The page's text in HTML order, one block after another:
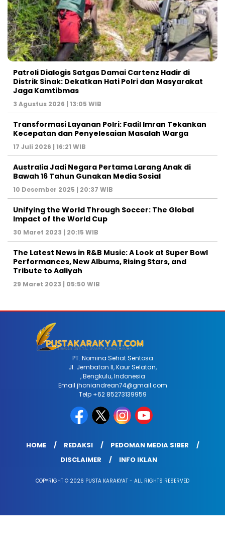
Patroli Dialogis Satgas Damai Cartenz Hadir di
Distrik Sinak: Dekatkan Hati Polri dan Masyarakat
Jaga Kamtibmas
3 Agustus 2026 | 13:05 WIB
Transformasi Layanan Polri: Fadil Imran Tekankan
Kecepatan dan Penyelesaian Masalah Warga
17 Juli 2026 | 16:21 WIB
Australia Jadi Negara Pertama Larang Anak di
Bawah 16 Tahun Gunakan Media Sosial
10 Desember 2025 | 20:37 WIB
Unifying the World Through Soccer: The Global
Impact of the World Cup
30 Maret 2023 | 20:15 WIB
The Latest News in R&B Music: A Look at Super Bowl
Performances, New Albums, Rising Stars, and
Tribute to Aaliyah
29 Maret 2023 | 05:50 WIB
PT. Nomina Sehat Sentosa
Jl. Jembatan II, Kaur Selatan,
, Bengkulu, Indonesia
Email jhoniandrean74@gmail.com
Telp +62 85273139959
HOME REDAKSI
PEDOMAN MEDIA SIBER
DISCLAIMER
INFO IKLAN
COPYRIGHT © 2026 PUSTA KARAKYAT - ALL RIGHTS RESERVED